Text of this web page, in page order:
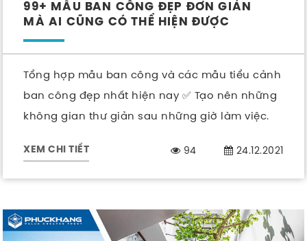
99+ MẪU BAN CÔNG ĐẸP ĐƠN GIẢN
MÀ AI CŨNG CÓ THỂ HIỆN ĐƯỢC
Tổng hợp mẫu ban công và các mẫu tiểu cảnh
ban công đẹp nhất hiện nay ✅ Tạo nên những
không gian thư giản sau những giờ làm việc.
XEM CHI TIẾT 94 24.12.2021